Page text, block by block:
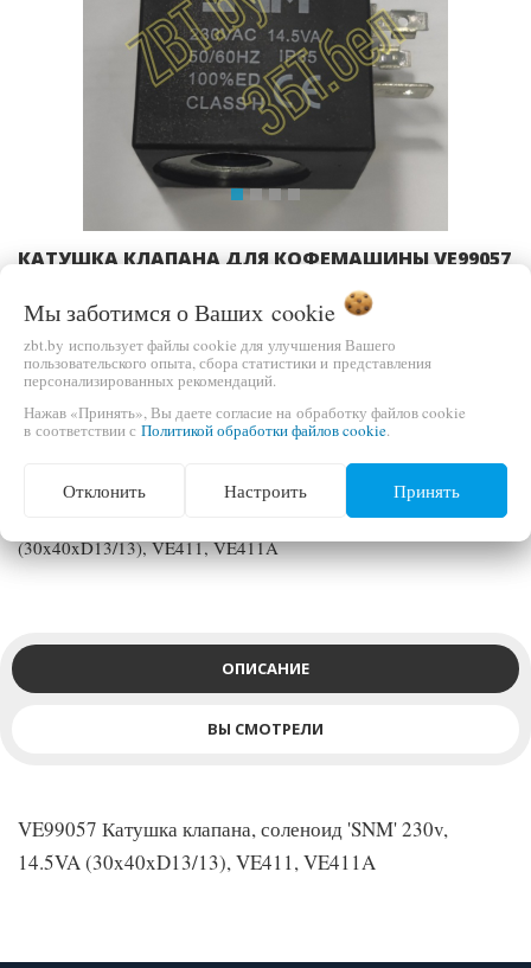
КАТУШКА КЛАПАНА ДЛЯ КОФЕМАШИНЫ VE99057
45,00 бел.руб.
40,00 бел.руб.
В КОРЗИНУ
БЫСТРЫЙ ЗАКАЗ
VE99057 Катушка клапана, соленоид 'SNM' 230v, 14.5VA
(30x40xD13/13), VE411, VE411A
ОПИСАНИЕ
ВЫ СМОТРЕЛИ
VE99057 Катушка клапана, соленоид 'SNM' 230v,
14.5VA (30x40xD13/13), VE411, VE411A
Мы заботимся о Ваших cookie
zbt.by использует файлы cookie для улучшения Вашего
пользовательского опыта, сбора статистики и представления
персонализированных рекомендаций.
Нажав «Принять», Вы даете согласие на обработку файлов cookie
в соответствии с Политикой обработки файлов cookie.
Отклонить Настроить Принять